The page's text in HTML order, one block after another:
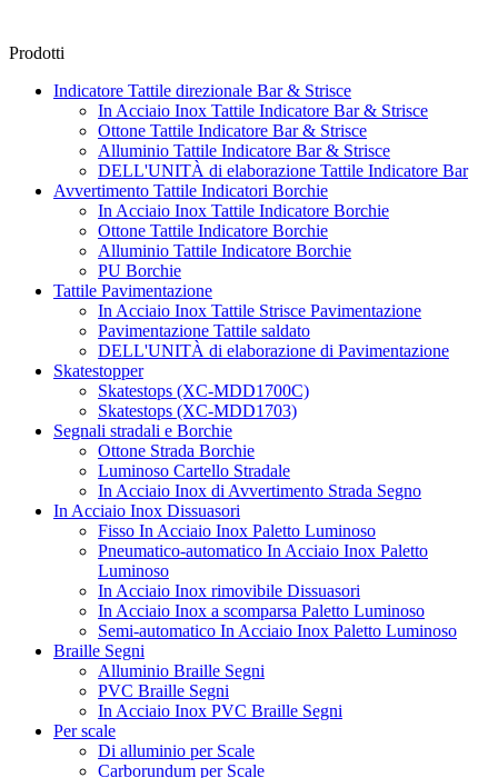
Prodotti
Indicatore Tattile direzionale Bar & Strisce
In Acciaio Inox Tattile Indicatore Bar & Strisce
Ottone Tattile Indicatore Bar & Strisce
Alluminio Tattile Indicatore Bar & Strisce
DELL'UNITÀ di elaborazione Tattile Indicatore Bar
Avvertimento Tattile Indicatori Borchie
In Acciaio Inox Tattile Indicatore Borchie
Ottone Tattile Indicatore Borchie
Alluminio Tattile Indicatore Borchie
PU Borchie
Tattile Pavimentazione
In Acciaio Inox Tattile Strisce Pavimentazione
Pavimentazione Tattile saldato
DELL'UNITÀ di elaborazione di Pavimentazione
Skatestopper
Skatestops (XC-MDD1700C)
Skatestops (XC-MDD1703)
Segnali stradali e Borchie
Ottone Strada Borchie
Luminoso Cartello Stradale
In Acciaio Inox di Avvertimento Strada Segno
In Acciaio Inox Dissuasori
Fisso In Acciaio Inox Paletto Luminoso
Pneumatico-automatico In Acciaio Inox Paletto
Luminoso
In Acciaio Inox rimovibile Dissuasori
In Acciaio Inox a scomparsa Paletto Luminoso
Semi-automatico In Acciaio Inox Paletto Luminoso
Braille Segni
Alluminio Braille Segni
PVC Braille Segni
In Acciaio Inox PVC Braille Segni
Per scale
Di alluminio per Scale
Carborundum per Scale